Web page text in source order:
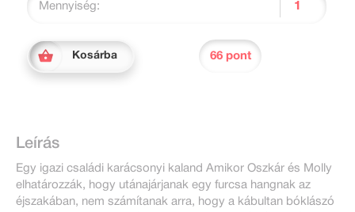
Mennyiség:
Kosárba 66 pont
Leírás
Egy igazi családi karácsonyi kaland Amikor Oszkár és Molly
elhatározzák, hogy utánajárjanak egy furcsa hangnak az
éjszakában, nem számítanak arra, hogy a kábultan bóklászó